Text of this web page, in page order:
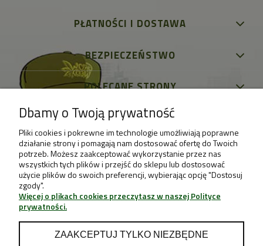
PŁATNOŚCI I DOSTAWA
BEZPIECZEŃSTWO
POLECANE STRONY
Dbamy o Twoją prywatność
Pliki cookies i pokrewne im technologie umożliwiają poprawne
działanie strony i pomagają nam dostosować ofertę do Twoich
potrzeb. Możesz zaakceptować wykorzystanie przez nas
wszystkich tych plików i przejść do sklepu lub dostosować
użycie plików do swoich preferencji, wybierając opcję "Dostosuj
zgody".
Więcej o plikach cookies przeczytasz w naszej Polityce
prywatności.
ZAAKCEPTUJ TYLKO NIEZBĘDNE